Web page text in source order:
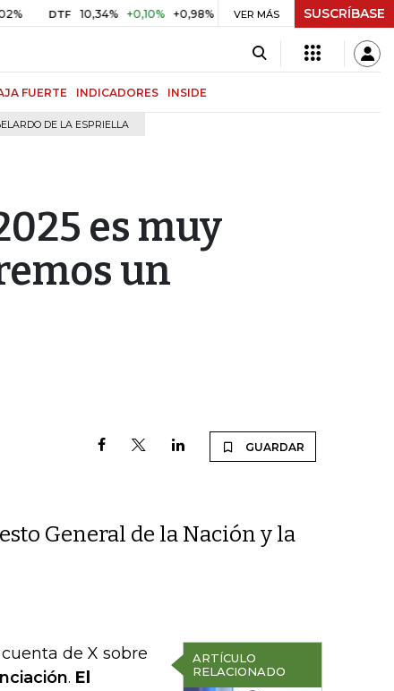
DTF 10,34% +0,10% +0,98% UVR $ 416,91 +$ 0,05 +0,01%
VER MÁS SUSCRÍBASE
FUERTE INDICADORES INSIDE
DE LA ESPRIELLA
es muy
un
GUARDAR
General de la Nación y la
ARTÍCULO
RELACIONADO
de X sobre
. El